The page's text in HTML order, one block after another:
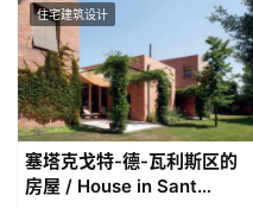
住宅建筑设计
塞塔克戈特-德-瓦利斯区的
房屋 / House in Sant